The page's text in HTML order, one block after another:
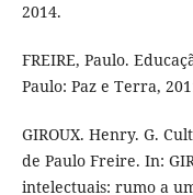
2014.
FREIRE, Paulo.
Paulo: Paz e Terra,
GIROUX. Henry. G.
de Paulo Freire. In:
intelectuais: rumo a